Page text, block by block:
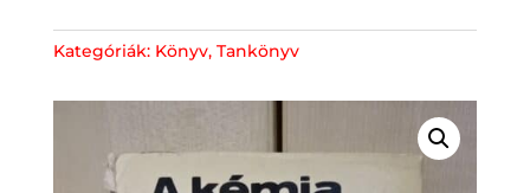
Kategóriák: Könyv, Tankönyv